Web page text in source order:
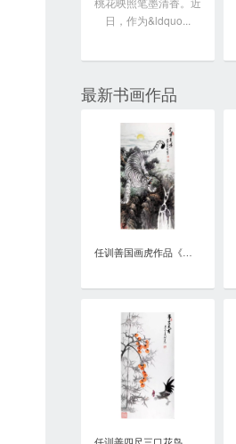
日，作为&ldquo...
最新书画作品